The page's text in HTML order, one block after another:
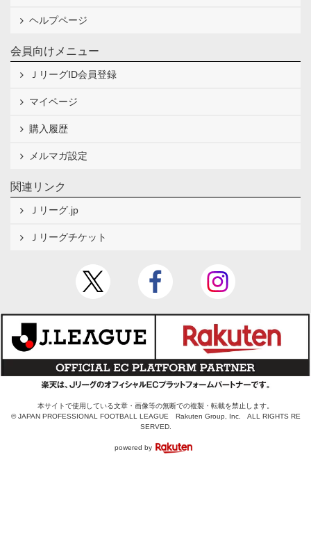
ヘルプページ
会員向けメニュー
ＪリーグID会員登録
マイページ
購入履歴
メルマガ設定
関連リンク
Ｊリーグ.jp
Ｊリーグチケット
本サイトで使用している文章・画像等の無断での複製・転載を禁止します。
© JAPAN PROFESSIONAL FOOTBALL LEAGUE Rakuten Group, Inc. ALL RIGHTS RE
SERVED.
powered by